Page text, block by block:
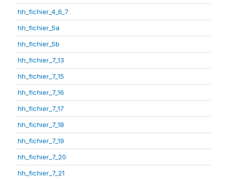
hh_fichier_4_6_7
hh_fichier_5a
hh_fichier_5b
hh_fichier_7_13
hh_fichier_7_15
hh_fichier_7_16
hh_fichier_7_17
hh_fichier_7_18
hh_fichier_7_19
hh_fichier_7_20
hh_fichier_7_21